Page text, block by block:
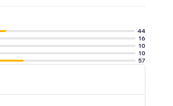
44
16
10
10
57